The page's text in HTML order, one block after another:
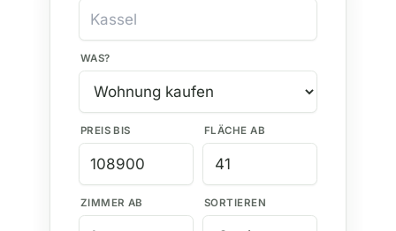
WAS?
PREIS BIS FLÄCHE AB
ZIMMER AB SORTIEREN